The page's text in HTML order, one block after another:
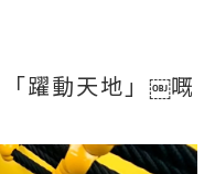
躍動天地」￼嘅